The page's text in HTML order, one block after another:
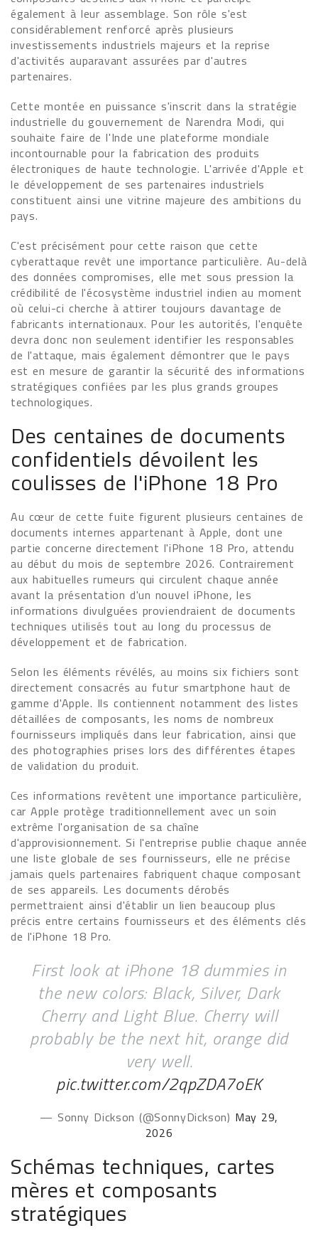
également à leur assemblage. Son rôle s'est
considérablement renforcé après plusieurs
investissements industriels majeurs et la reprise
d'activités auparavant assurées par d'autres
partenaires.
Cette montée en puissance s'inscrit dans la stratégie
industrielle du gouvernement de Narendra Modi, qui
souhaite faire de l'Inde une plateforme mondiale
incontournable pour la fabrication des produits
électroniques de haute technologie. L'arrivée d'Apple et
le développement de ses partenaires industriels
constituent ainsi une vitrine majeure des ambitions du
pays.
C'est précisément pour cette raison que cette
cyberattaque revêt une importance particulière. Au-delà
des données compromises, elle met sous pression la
crédibilité de l'écosystème industriel indien au moment
où celui-ci cherche à attirer toujours davantage de
fabricants internationaux. Pour les autorités, l'enquête
devra donc non seulement identifier les responsables
de l'attaque, mais également démontrer que le pays
est en mesure de garantir la sécurité des informations
stratégiques confiées par les plus grands groupes
technologiques.
Des centaines de documents
confidentiels dévoilent les
coulisses de l'iPhone 18 Pro
Au cœur de cette fuite figurent plusieurs centaines de
documents internes appartenant à Apple, dont une
partie concerne directement l'iPhone 18 Pro, attendu
au début du mois de septembre 2026. Contrairement
aux habituelles rumeurs qui circulent chaque année
avant la présentation d'un nouvel iPhone, les
informations divulguées proviendraient de documents
techniques utilisés tout au long du processus de
développement et de fabrication.
Selon les éléments révélés, au moins six fichiers sont
directement consacrés au futur smartphone haut de
gamme d'Apple. Ils contiennent notamment des listes
détaillées de composants, les noms de nombreux
fournisseurs impliqués dans leur fabrication, ainsi que
des photographies prises lors des différentes étapes
de validation du produit.
Ces informations revêtent une importance particulière,
car Apple protège traditionnellement avec un soin
extrême l'organisation de sa chaîne
d'approvisionnement. Si l'entreprise publie chaque année
une liste globale de ses fournisseurs, elle ne précise
jamais quels partenaires fabriquent chaque composant
de ses appareils. Les documents dérobés
permettraient ainsi d'établir un lien beaucoup plus
précis entre certains fournisseurs et des éléments clés
de l'iPhone 18 Pro.
First look at iPhone 18 dummies in
the new colors: Black, Silver, Dark
Cherry and Light Blue. Cherry will
probably be the next hit, orange did
very well.
pic.twitter.com/2qpZDA7oEK
— Sonny Dickson (@SonnyDickson) May 29,
2026
Schémas techniques, cartes
mères et composants
stratégiques